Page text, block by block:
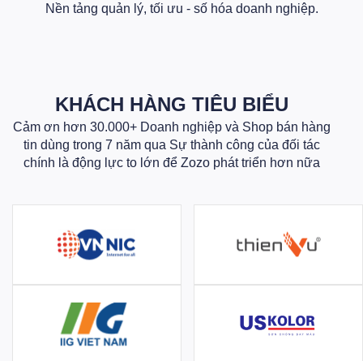
Nền tảng quản lý, tối ưu - số hóa doanh nghiệp.
KHÁCH HÀNG TIÊU BIỂU
Cảm ơn hơn 30.000+ Doanh nghiệp và Shop bán hàng
tin dùng trong 7 năm qua Sự thành công của đối tác
chính là động lực to lớn để Zozo phát triển hơn nữa